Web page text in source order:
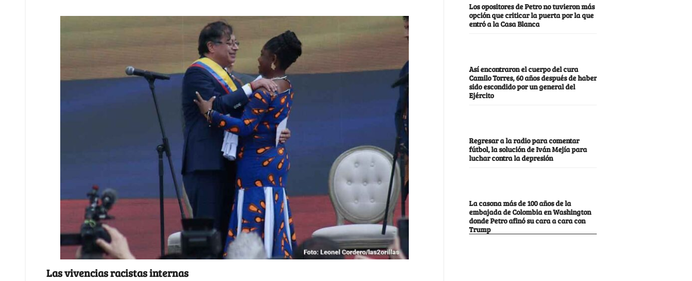
Las vivencias racistas internas
Los opositores de Petro no tuvieron más
opción que criticar la puerta por la que
entró a la Casa Blanca
Así encontraron el cuerpo del cura
Camilo Torres, 60 años después de haber
sido escondido por un general del
Ejército
Regresar a la radio para comentar
fútbol, la solución de Iván Mejía para
luchar contra la depresión
La casona más de 100 años de la
embajada de Colombia en Washington
donde Petro afinó su cara a cara con
Trump